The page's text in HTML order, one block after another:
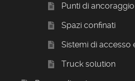
Punti di ancoraggio
Spazi confinati
Sistemi di accesso
Truck solution